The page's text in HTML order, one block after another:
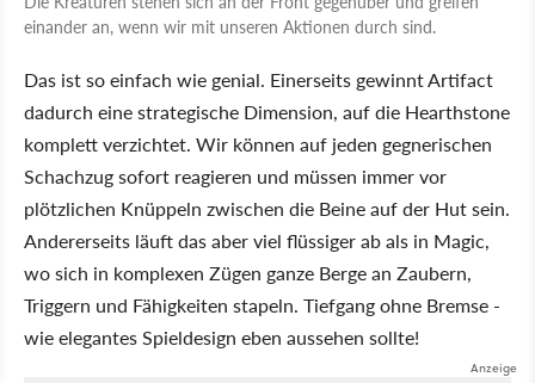
einander an, wenn wir mit unseren Aktionen durch sind.
Das ist so einfach wie genial. Einerseits gewinnt Artifact
dadurch eine strategische Dimension, auf die Hearthstone
komplett verzichtet. Wir können auf jeden gegnerischen
Schachzug sofort reagieren und müssen immer vor
plötzlichen Knüppeln zwischen die Beine auf der Hut sein.
Andererseits läuft das aber viel flüssiger ab als in Magic,
wo sich in komplexen Zügen ganze Berge an Zaubern,
Triggern und Fähigkeiten stapeln. Tiefgang ohne Bremse -
wie elegantes Spieldesign eben aussehen sollte!